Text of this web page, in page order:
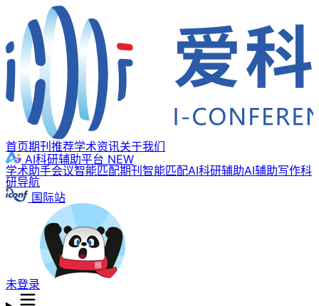
首页期刊推荐学术资讯关于我们
AI科研辅助平台 NEW
学术助手会议智能匹配期刊智能匹配AI科研辅助AI辅助写作科
研导航
国际站
未登录